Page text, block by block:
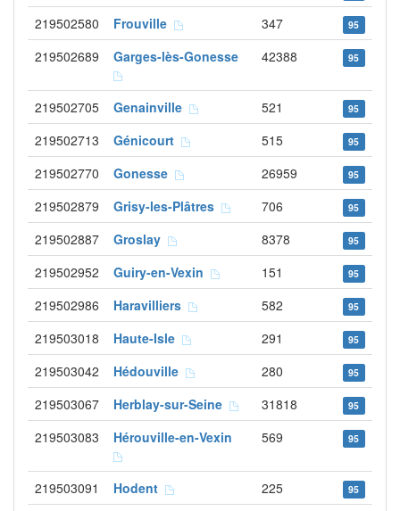
219502580 Frouville 347 95
219502689 Garges-lès-Gonesse 42388 95
219502705 Genainville 521 95
219502713 Génicourt 515 95
219502770 Gonesse 26959 95
219502879 Grisy-les-Plâtres 706 95
219502887 Groslay 8378 95
219502952 Guiry-en-Vexin 151 95
219502986 Haravilliers 582 95
219503018 Haute-Isle 291 95
219503042 Hédouville 280 95
219503067 Herblay-sur-Seine 31818 95
219503083 Hérouville-en-Vexin 569 95
219503091 Hodent 225 95